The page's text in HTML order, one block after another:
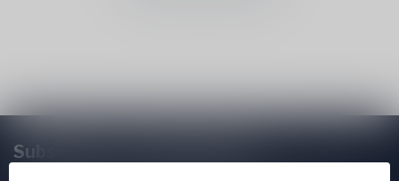
Subscribe to our Newsletter!